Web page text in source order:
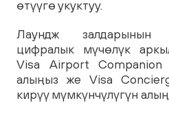
өтүүгө укуктуу.
Лаундж залдарынын
цифралык мүчөлүк
Visa Airport Companion
алыңыз же Visa
кирүү мүмкүнчүлүгүн